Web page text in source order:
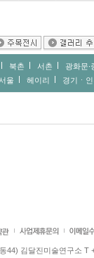
북촌 서촌
광화문∙
울 헤이리 경기ㆍ
44) 김달진미술연구소 T